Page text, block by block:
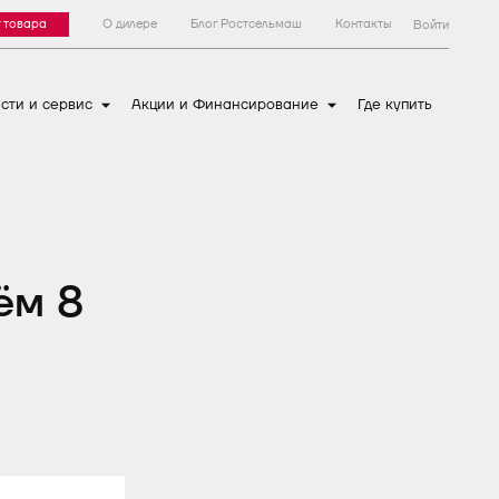
товара О дилере Блог Ростсельмаш Контакты Войти
и сервис Акции и Финансирование Где купить
8